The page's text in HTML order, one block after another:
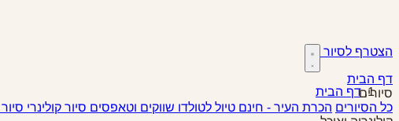
הצטרף לסיור
דף הבית
סיורים
כל הסיורים הכרת העיר - חינם טיול לטולדו שווקים וטאפסים סיור קולינרי
דף הבית